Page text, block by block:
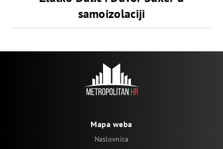
samoizolaciji
Mapa weba
Naslovnica